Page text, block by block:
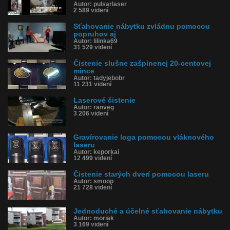
Komentárov: 13
Dľžka: 0:52
Kategória: veda a technika
Tagy: nábytok, laser, čistenie nábytku, reštaurátori, historické kusy
História sledovanosti videa:
Autor: pulsarlaser
2 589 videní
Sťahovanie nábytku zvládnu pomocou
popruhov aj
Autor: lilinka69
31 529 videní
Čistenie slušne zašpinenej 20-centovej
mince
Autor: tadyjebobr
11 231 videní
Laserové čistenie
Autor: ranveg
3 206 videní
Gravírovanie loga pomocou vláknového
laseru
Autor: keporkai
12 499 videní
Čistenie starých dverí pomocou laseru
Autor: smoop
21 728 videní
Jednoduché a účelné sťahovanie nábytku
Autor: moriak
3 169 videní